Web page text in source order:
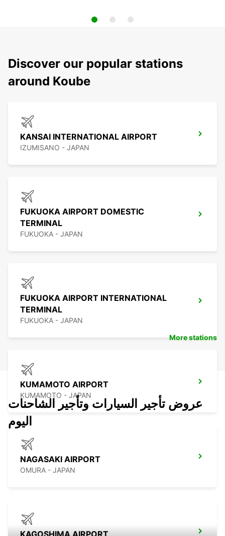
Discover our popular stations
around Koube
KANSAI INTERNATIONAL AIRPORT
IZUMISANO - JAPAN
FUKUOKA AIRPORT DOMESTIC
TERMINAL
FUKUOKA - JAPAN
FUKUOKA AIRPORT INTERNATIONAL
TERMINAL
FUKUOKA - JAPAN
KUMAMOTO AIRPORT
KUMAMOTO - JAPAN
NAGASAKI AIRPORT
OMURA - JAPAN
More stations
عروض تأجير السيارات وتأجير الشاحنات
اليوم